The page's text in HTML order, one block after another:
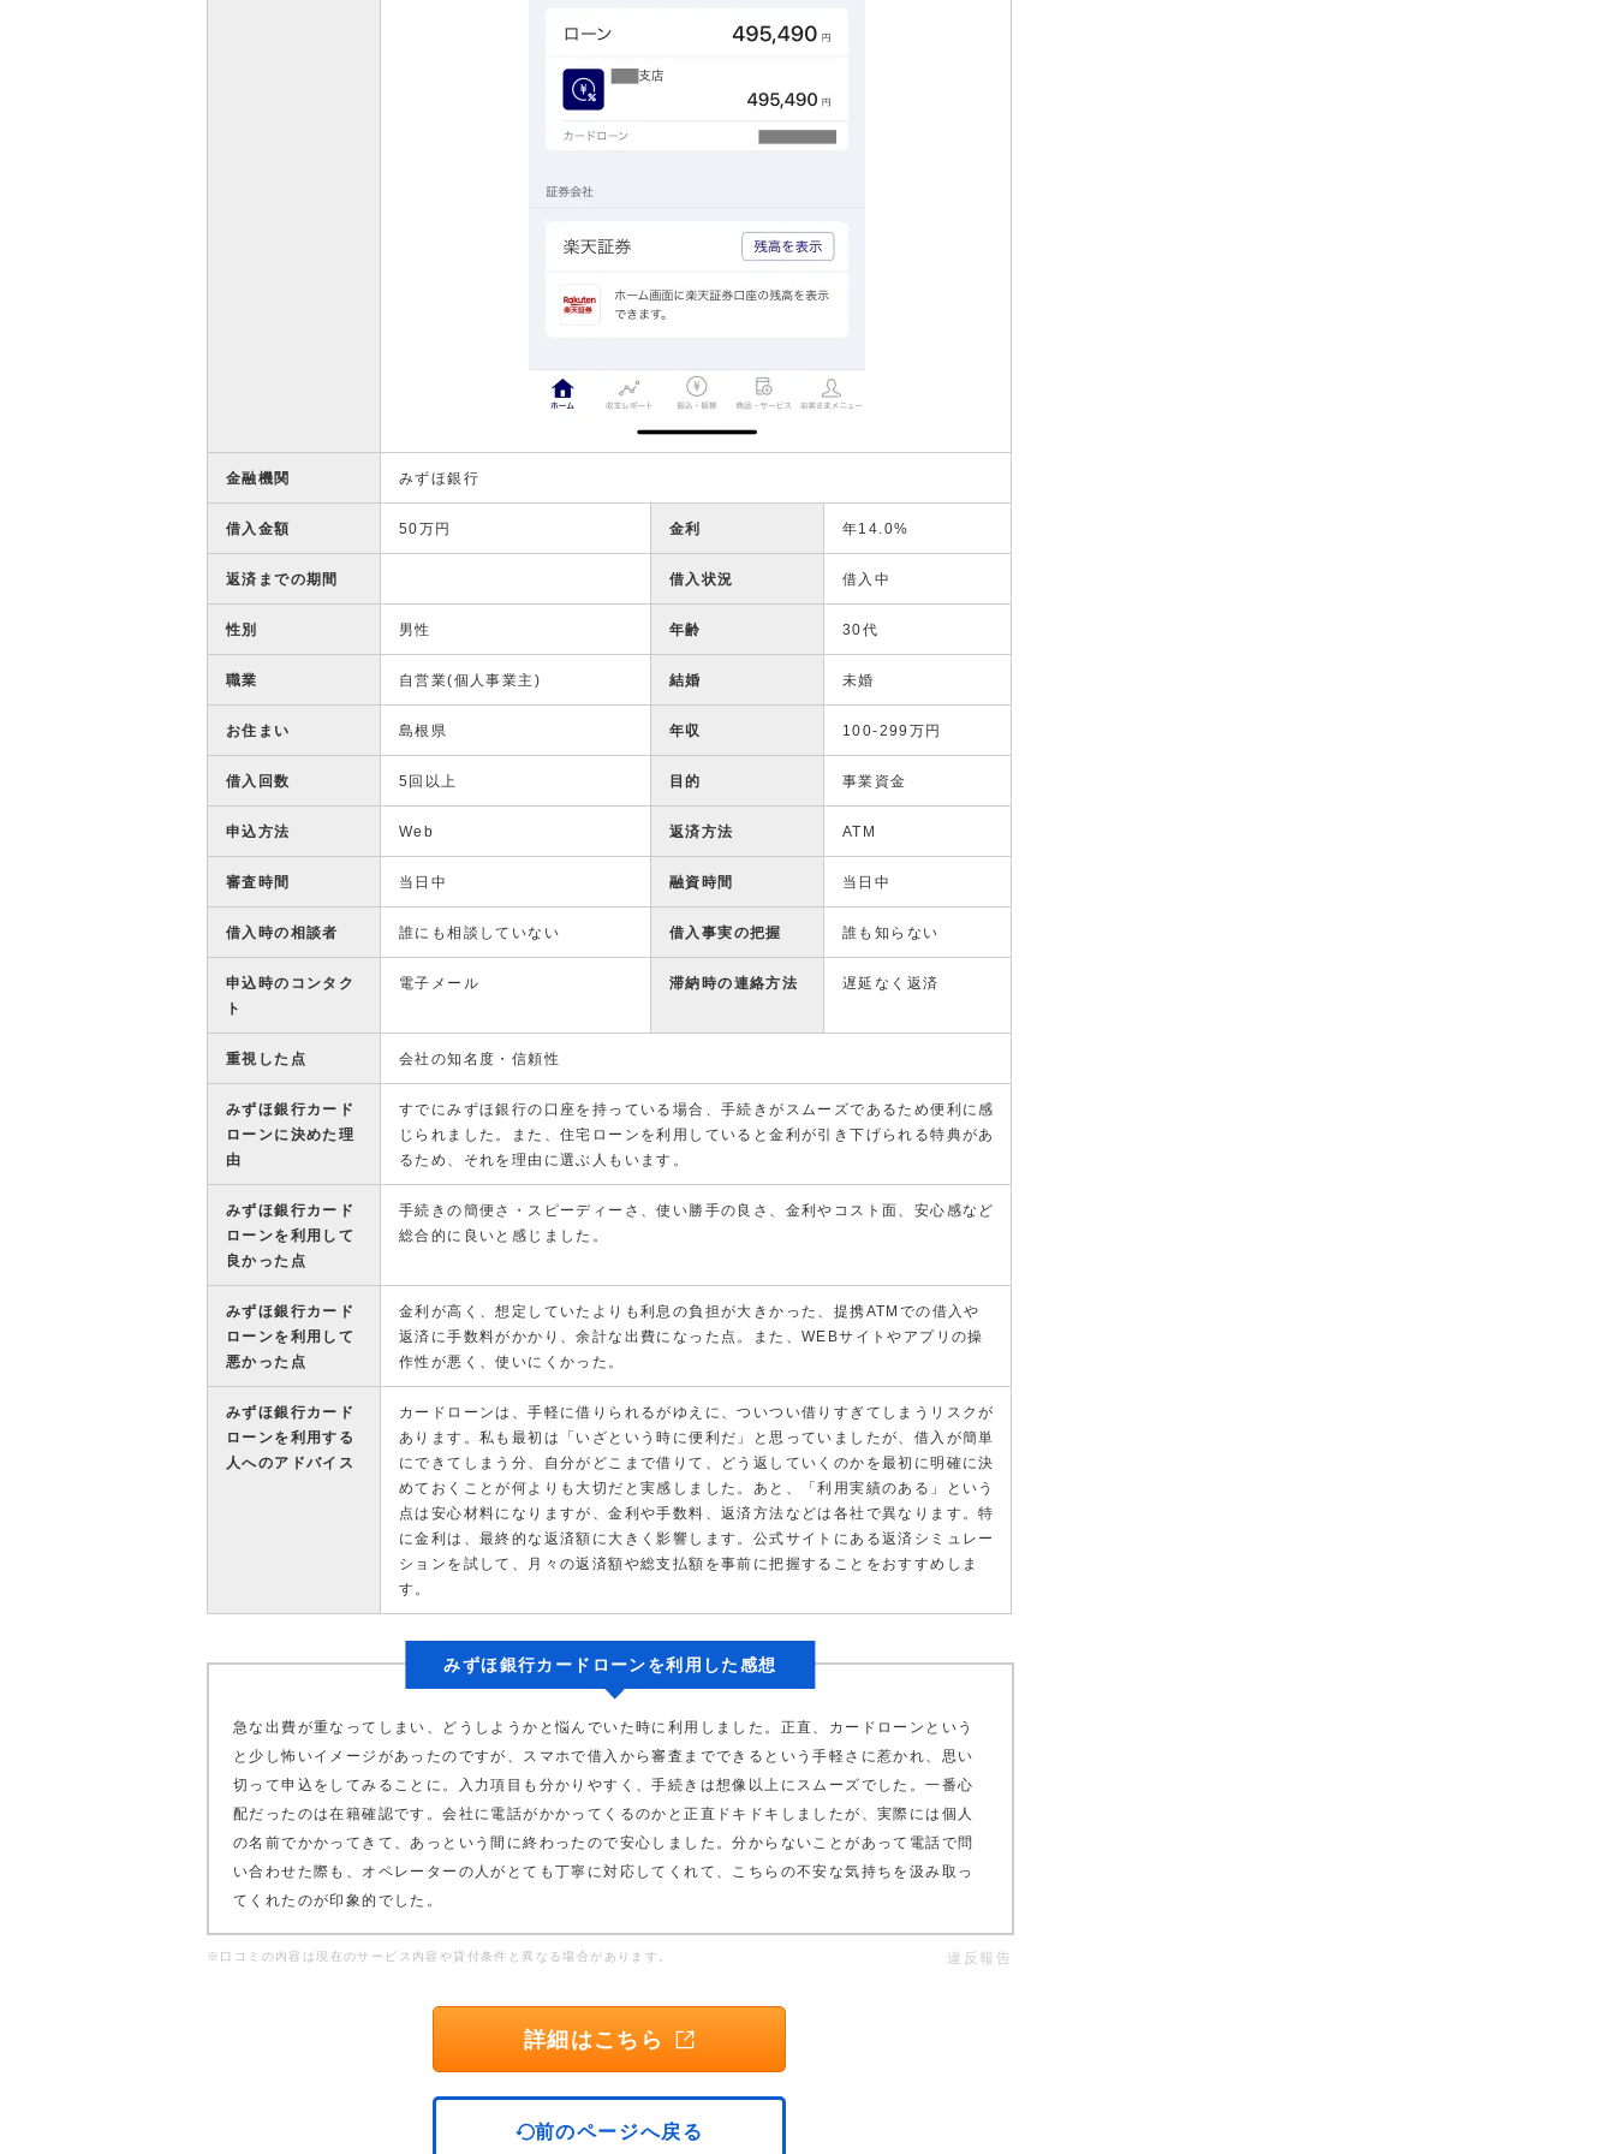
金融機関 みずほ銀行
借入金額 50万円 金利 年14.0%
返済までの期間 借入状況 借入中
性別 男性 年齢 30代
職業 自営業(個人事業主) 結婚 未婚
お住まい 島根県 年収 100-299万円
借入回数 5回以上 目的 事業資金
申込方法 Web 返済方法 ATM
審査時間 当日中 融資時間 当日中
借入時の相談者 誰にも相談していない 借入事実の把握 誰も知らない
申込時のコンタク
ト
電子メール 滞納時の連絡方法 遅延なく返済
重視した点 会社の知名度・信頼性
みずほ銀行カード
ローンに決めた理
由
すでにみずほ銀行の口座を持っている場合、手続きがスムーズであるため便利に感
じられました。また、住宅ローンを利用していると金利が引き下げられる特典があ
るため、それを理由に選ぶ人もいます。
みずほ銀行カード
ローンを利用して
良かった点
手続きの簡便さ・スピーディーさ、使い勝手の良さ、金利やコスト面、安心感など
総合的に良いと感じました。
みずほ銀行カード
ローンを利用して
悪かった点
金利が高く、想定していたよりも利息の負担が大きかった、提携ATMでの借入や
返済に手数料がかかり、余計な出費になった点。また、WEBサイトやアプリの操
作性が悪く、使いにくかった。
みずほ銀行カード
ローンを利用する
人へのアドバイス
カードローンは、手軽に借りられるがゆえに、ついつい借りすぎてしまうリスクが
あります。私も最初は「いざという時に便利だ」と思っていましたが、借入が簡単
にできてしまう分、自分がどこまで借りて、どう返していくのかを最初に明確に決
めておくことが何よりも大切だと実感しました。あと、「利用実績のある」という
点は安心材料になりますが、金利や手数料、返済方法などは各社で異なります。特
に金利は、最終的な返済額に大きく影響します。公式サイトにある返済シミュレー
ションを試して、月々の返済額や総支払額を事前に把握することをおすすめしま
す。
みずほ銀行カードローンを利用した感想
急な出費が重なってしまい、どうしようかと悩んでいた時に利用しました。正直、カードローンという
と少し怖いイメージがあったのですが、スマホで借入から審査までできるという手軽さに惹かれ、思い
切って申込をしてみることに。入力項目も分かりやすく、手続きは想像以上にスムーズでした。一番心
配だったのは在籍確認です。会社に電話がかかってくるのかと正直ドキドキしましたが、実際には個人
の名前でかかってきて、あっという間に終わったので安心しました。分からないことがあって電話で問
い合わせた際も、オペレーターの人がとても丁寧に対応してくれて、こちらの不安な気持ちを汲み取っ
てくれたのが印象的でした。
※口コミの内容は現在のサービス内容や貸付条件と異なる場合があります。 違反報告
詳細はこちら
前のページへ戻る